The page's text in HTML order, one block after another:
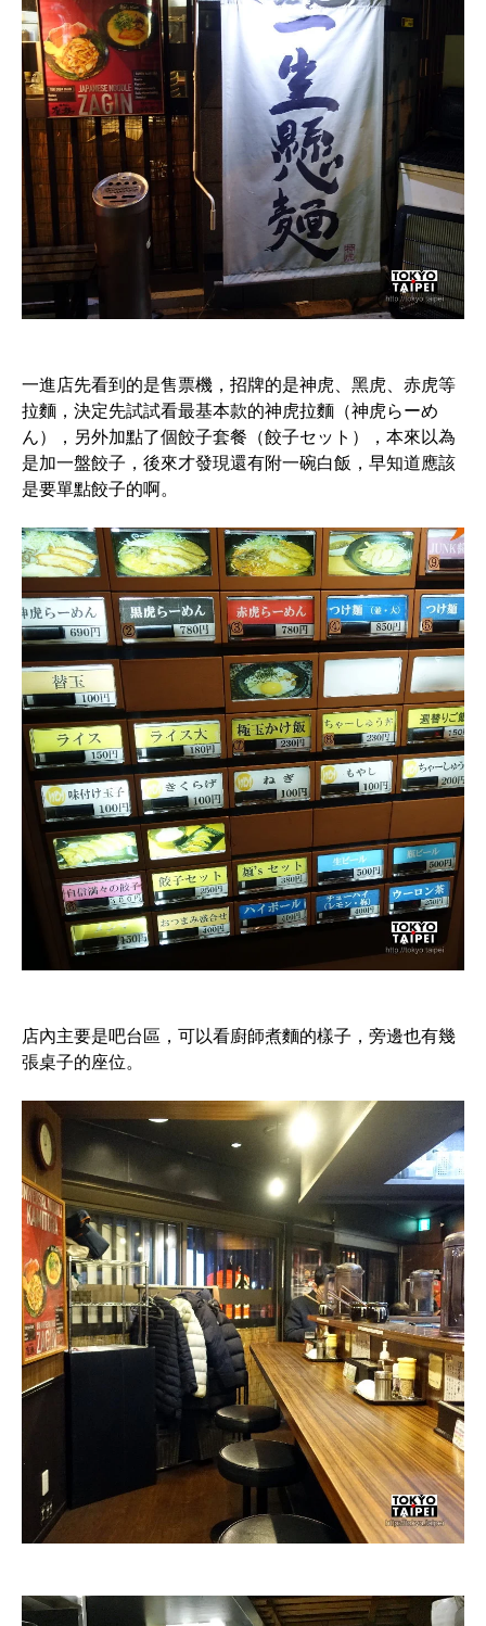
一進店先看到的是售票機，招牌的是神虎、黑虎、赤虎等
拉麵，決定先試試看最基本款的神虎拉麵（神虎らーめ
ん），另外加點了個餃子套餐（餃子セット），本來以為
是加一盤餃子，後來才發現還有附一碗白飯，早知道應該
是要單點餃子的啊。
店內主要是吧台區，可以看廚師煮麵的樣子，旁邊也有幾
張桌子的座位。